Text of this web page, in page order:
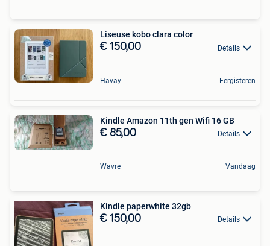
Liseuse kobo clara color
€ 150,00 Details
Havay Eergisteren
Kindle Amazon 11th gen Wifi 16 GB
€ 85,00 Details
Wavre Vandaag
Kindle paperwhite 32gb
€ 150,00 Details